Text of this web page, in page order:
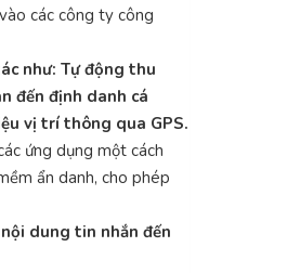
các công ty công
như: Tự động thu
đến định danh cá
vị trí thông qua GPS.
ứng dụng một cách
ẩn danh, cho phép
dung tin nhắn đến